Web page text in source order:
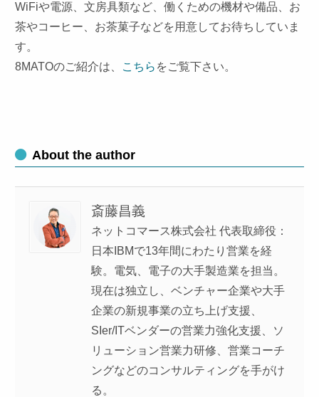
WiFiや電源、文房具類など、働くための機材や備品、お
茶やコーヒー、お茶菓子などを用意してお待ちしていま
す。
8MATOのご紹介は、
こちら をご覧下さい。
About the author
斎藤昌義
ネットコマース株式会社 代表取締役：
日本IBMで13年間にわたり営業を経
験。電気、電子の大手製造業を担当。
現在は独立し、ベンチャー企業や大手
企業の新規事業の立ち上げ支援、
SIer/ITベンダーの営業力強化支援、ソ
リューション営業力研修、営業コーチ
ングなどのコンサルティングを手がけ
る。